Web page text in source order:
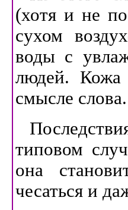
(хотя и не
сухом
воды с
людей. Кожа
смысле слова.
типовом
она
чесаться и